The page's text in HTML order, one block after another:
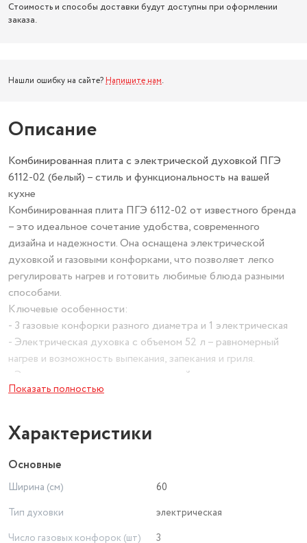
Стоимость и способы доставки будут доступны при оформлении
заказа.
Нашли ошибку на сайте? Напишите нам.
Описание
Комбинированная плита с электрической духовкой ПГЭ
6112-02 (белый) – стиль и функциональность на вашей
кухне
Комбинированная плита ПГЭ 6112-02 от известного бренда
– это идеальное сочетание удобства, современного
дизайна и надежности. Она оснащена электрической
духовкой и газовыми конфорками, что позволяет легко
регулировать нагрев и готовить любимые блюда разными
способами.
Ключевые особенности:
- 3 газовые конфорки разного диаметра и 1 электрическая
- Электрическая духовка с объемом 52 л – равномерный
нагрев и возможность выпекания, запекания и гриля.
- Эмалированная поверхность – устойчивость к царапинам и
простота ухода.
- Подсветка духовки – визуальный контроль за процессом
приготовления.
- Регулируемые ножки – компенсация неровностей пола.
-Классический белый цвет гармонично впишется в любую
кухню.
Показать полностью
Характеристики
Основные
Ширина (см)
60
Тип духовки
электрическая
Число газовых конфорок (шт)
3